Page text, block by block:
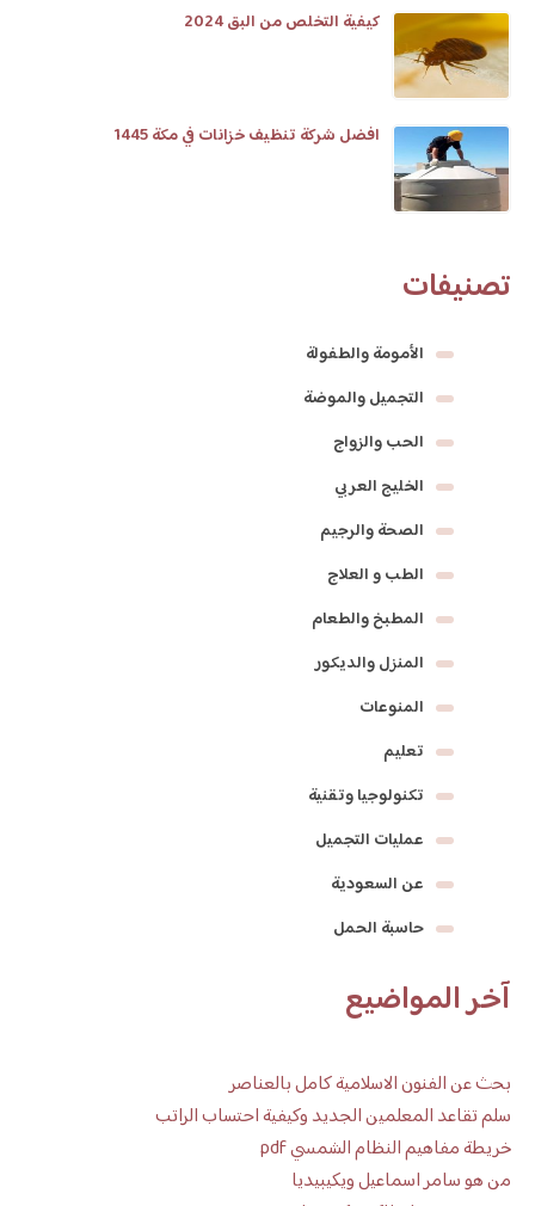
كيفية التخلص من البق 2024
افضل شركة تنظيف خزانات في مكة 1445
تصنيفات
الأمومة والطفولة
التجميل والموضة
الحب والزواج
الخليج العربي
الصحة والرجيم
الطب و العلاج
المطبخ والطعام
المنزل والديكور
المنوعات
تعليم
تكنولوجيا وتقنية
عمليات التجميل
عن السعودية
حاسبة الحمل
آخر المواضيع
بحث عن الفنون الاسلامية كامل بالعناصر
سلم تقاعد المعلمين الجديد وكيفية احتساب الراتب
خريطة مفاهيم النظام الشمسي pdf
من هو سامر اسماعيل ويكيبيديا